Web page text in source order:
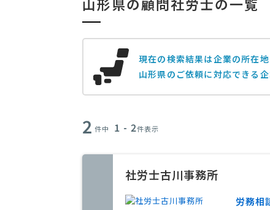
山形県の顧問社労士の一覧
現在の検索結果は企業の所在地
山形県のご依頼に対応できる
2 件中 1 - 2件表示
社労士古川事務所
労務相